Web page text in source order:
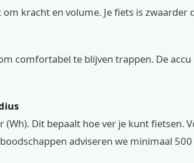
kracht en volume. Je fiets is zwaarder
comfortabel te blijven trappen. De
Dit bepaalt hoe ver je kunt fietsen.
adviseren we minimaal 500